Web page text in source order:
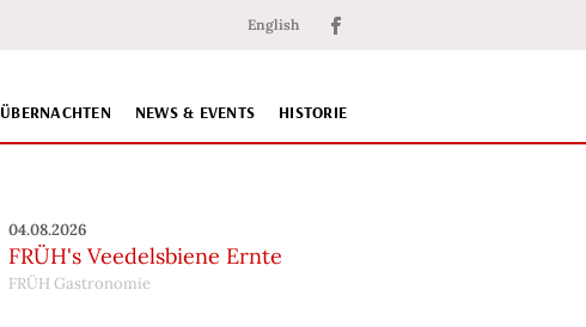
English
ÜBERNACHTEN NEWS & EVENTS HISTORIE
04.08.2026
FRÜH's Veedelsbiene Ernte
FRÜH Gastronomie